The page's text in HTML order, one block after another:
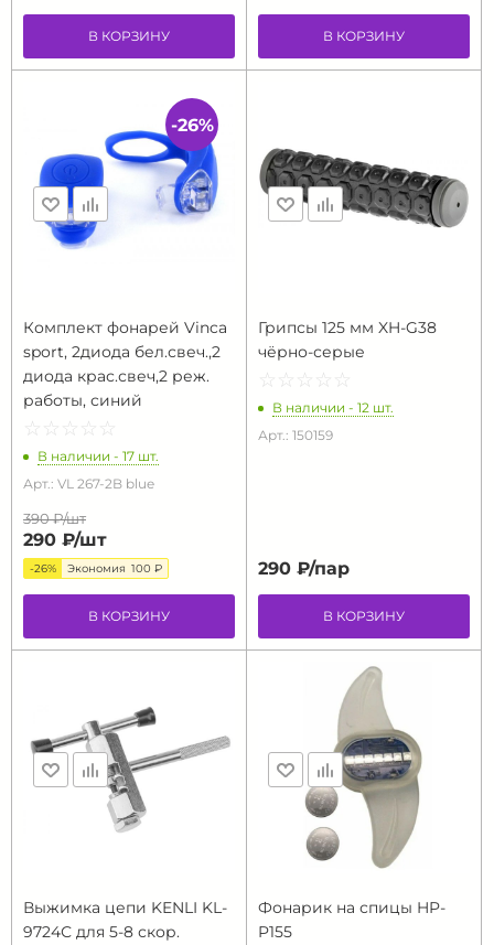
В КОРЗИНУ В КОРЗИНУ
Комплект фонарей Vinca
sport, 2диода бел.свеч.,2
диода крас.свеч,2 реж.
работы, синий
☆ ☆ ☆ ☆ ☆
★ ★ ★ ★ ★
В наличии - 17 шт.
Арт.: VL 267-2B blue
390 ₽/шт
290 ₽/шт
-26% Экономия 100 ₽
В КОРЗИНУ
-26%
Грипсы 125 мм XH-G38
чёрно-серые
☆ ☆ ☆ ☆ ☆
★ ★ ★ ★ ★
В наличии - 12 шт.
Арт.: 150159
290 ₽/пар
В КОРЗИНУ
Выжимка цепи KENLI KL-
9724С для 5-8 скор.
Фонарик на спицы HP-
P155